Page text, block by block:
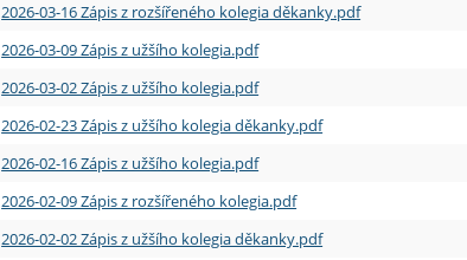
2026-03-16 Zápis z rozšířeného kolegia děkanky.pdf
2026-03-09 Zápis z užšího kolegia.pdf
2026-03-02 Zápis z užšího kolegia.pdf
2026-02-23 Zápis z užšího kolegia děkanky.pdf
2026-02-16 Zápis z užšího kolegia.pdf
2026-02-09 Zápis z rozšířeného kolegia.pdf
2026-02-02 Zápis z užšího kolegia děkanky.pdf